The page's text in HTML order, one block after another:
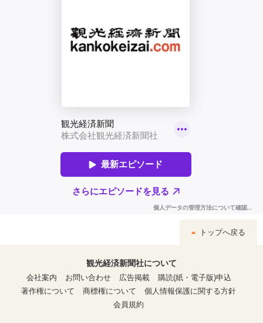
トップへ戻る
観光経済新聞社について
会社案内
お問い合わせ 広告掲載
購読(紙・電子版)申込
著作権について
商標権について
個人情報保護に関する方針
会員規約